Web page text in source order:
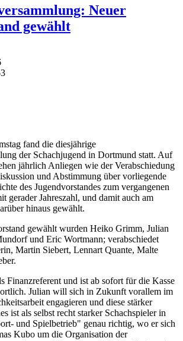
Neuer
gewählt
fand die diesjährige
der Schachjugend in Dortmund statt. Auf
jährlich Anliegen wie der Verabschiedung
und Abstimmung über vorliegende
des Jugendvorstandes zum vergangenen
gerader Jahreszahl, und damit auch am
hinaus gewählt.
gewählt wurden Heiko Grimm, Julian
und Eric Wortmann; verabschiedet
Martin Siebert, Lennart Quante, Malte
Finanzreferent und ist ab sofort für die Kasse
Julian will sich in Zukunft vorallem im
engagieren und diese stärker
ist als selbst recht starker Schachspieler in
und Spielbetrieb" genau richtig, wo er sich
Kubo um die Organisation der